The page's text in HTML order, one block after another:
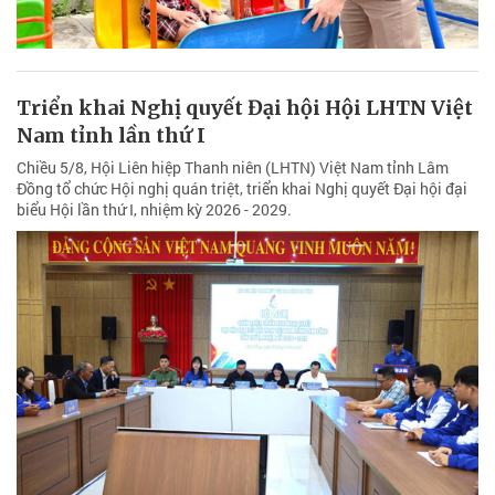
Triển khai Nghị quyết Đại hội Hội LHTN Việt
Nam tỉnh lần thứ I
Chiều 5/8, Hội Liên hiệp Thanh niên (LHTN) Việt Nam tỉnh Lâm
Đồng tổ chức Hội nghị quán triệt, triển khai Nghị quyết Đại hội đại
biểu Hội lần thứ I, nhiệm kỳ 2026 - 2029.